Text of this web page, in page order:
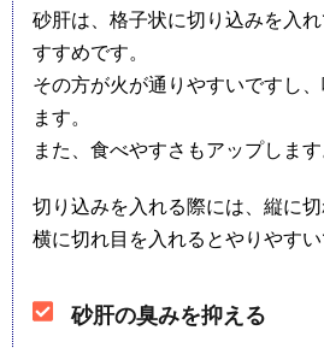
砂肝は、格子状に切り込みを入
すすめです。
その方が火が通りやすいですし
ます。
また、食べやすさもアップします
切り込みを入れる際には、縦に切
横に切れ目を入れるとやりやすい
砂肝の臭みを抑える